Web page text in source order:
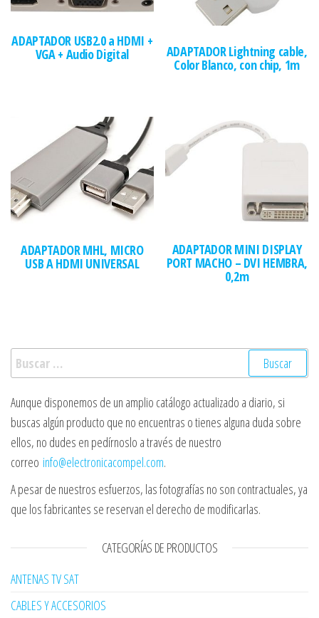
ADAPTADOR USB2.0 a HDMI +
VGA + Audio Digital ADAPTADOR Lightning cable,
Color Blanco, con chip, 1m
ADAPTADOR MHL, MICRO
USB A HDMI UNIVERSAL
ADAPTADOR MINI DISPLAY
PORT MACHO – DVI HEMBRA,
0,2m
Buscar:
Aunque disponemos de un amplio catálogo actualizado a diario, si
buscas algún producto que no encuentras o tienes alguna duda sobre
ellos, no dudes en pedírnoslo a través de nuestro
correo info@electronicacompel.com.
A pesar de nuestros esfuerzos, las fotografías no son contractuales, ya
que los fabricantes se reservan el derecho de modificarlas.
CATEGORÍAS DE PRODUCTOS
ANTENAS TV SAT
CABLES Y ACCESORIOS